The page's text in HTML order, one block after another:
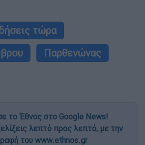
τώρα
Παρθενώνας
το Έθνος στο Google News!
λεπτό προς λεπτό, με την
του www.ethnos.gr